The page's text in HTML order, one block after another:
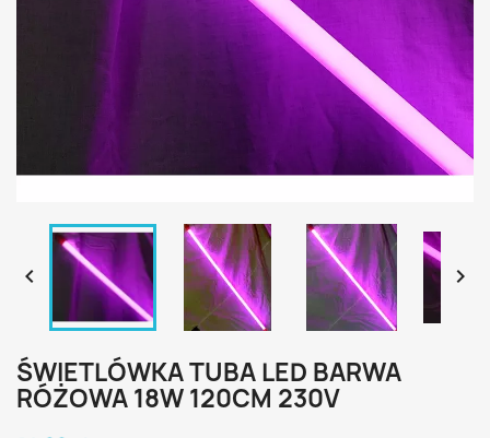
 
ŚWIETLÓWKA TUBA LED BARWA
RÓŻOWA 18W 120CM 230V